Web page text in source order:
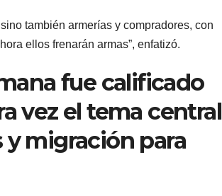
también armerías y compradores, con
ellos frenarán armas”, enfatizó.
fue calificado
vez el tema central
migración para